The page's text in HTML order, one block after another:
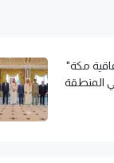
مكة"
المنطقة